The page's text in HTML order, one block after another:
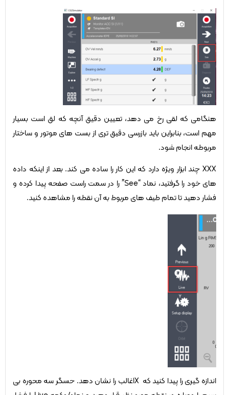
هنگامی که لقی رخ می دهد، تعیین دقیق آنچه که لق است بسیار
مهم است، بنابراین باید بازرسی دقیق تری از بست های موتور و ساختار
مربوطه انجام شود.
XXX چند ابزار ویژه دارد که این کار را ساده می کند. بعد از اینکه داده
های خود را گرفتید، نماد “See” را در سمت راست صفحه پیدا کرده و
فشار دهید تا تمام طیف های مربوط به آن نقطه را مشاهده کنید.
اندازه گیری را پیدا کنید که 1Xغالب را نشان دهد. حسگر سه محوره بی